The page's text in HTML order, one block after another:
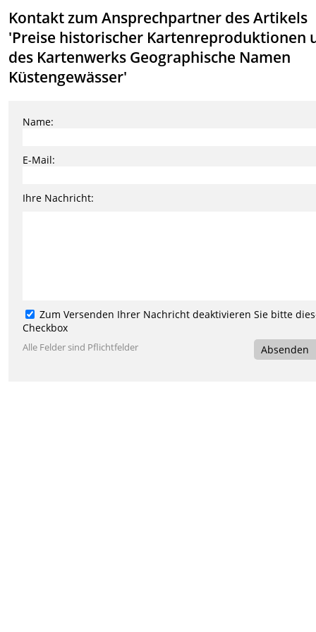
Kontakt zum Ansprechpartner des Artikels
'Preise historischer Kartenreproduktionen
des Kartenwerks Geographische Namen
Küstengewässer'
Name:
E-Mail:
Ihre Nachricht:
Zum Versenden Ihrer Nachricht deaktivieren Sie bitte
Checkbox
Alle Felder sind Pflichtfelder Absenden